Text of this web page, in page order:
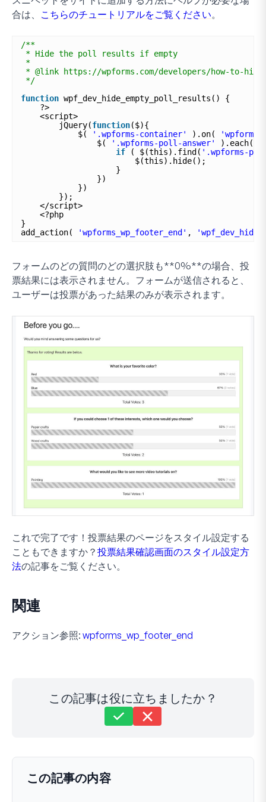
合は、 こちらのチュートリアルをご覧ください。
/**
* Hide the poll results if empty
*
* @link https://wpforms.com/developers/how-to-
*/
function wpf_dev_hide_empty_poll_results() {
?>
<script>
jQuery(function($){
$(
'.wpforms-container' ).on(
$(
'.wpforms-poll-answer' ).each(
if
( $(this).find( '.wpforms-
$(this).hide();
}
})
})
});
</script>
<?php
}
add_action(
'wpforms_wp_footer_end' ,
フォームのどの質問のどの選択肢も**0%**の場合、投
票結果には表示されません。フォームが送信されると、
ユーザーは投票があった結果のみが表示されます。
これで完了です！投票結果のページをスタイル設定する
こともできますか？ 投票結果確認画面のスタイル設定方
法の記事をご覧ください。
関連
アクション参照: wpforms_wp_footer_end
この記事は役に立ちましたか？
最終更新日 2024年1月18日
この記事の内容